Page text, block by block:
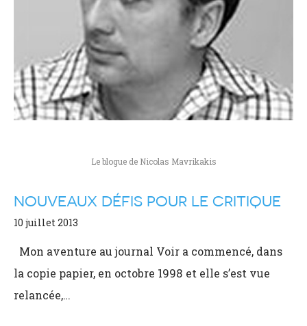
Le blogue de Nicolas Mavrikakis
NOUVEAUX DÉFIS POUR LE CRITIQUE
10 juillet 2013
Mon aventure au journal Voir a commencé, dans
la copie papier, en octobre 1998 et elle s’est vue
relancée,…